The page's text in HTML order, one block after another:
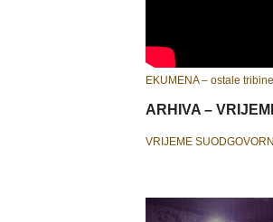
EKUMENA – ostale tribine
ARHIVA –
VRIJEME